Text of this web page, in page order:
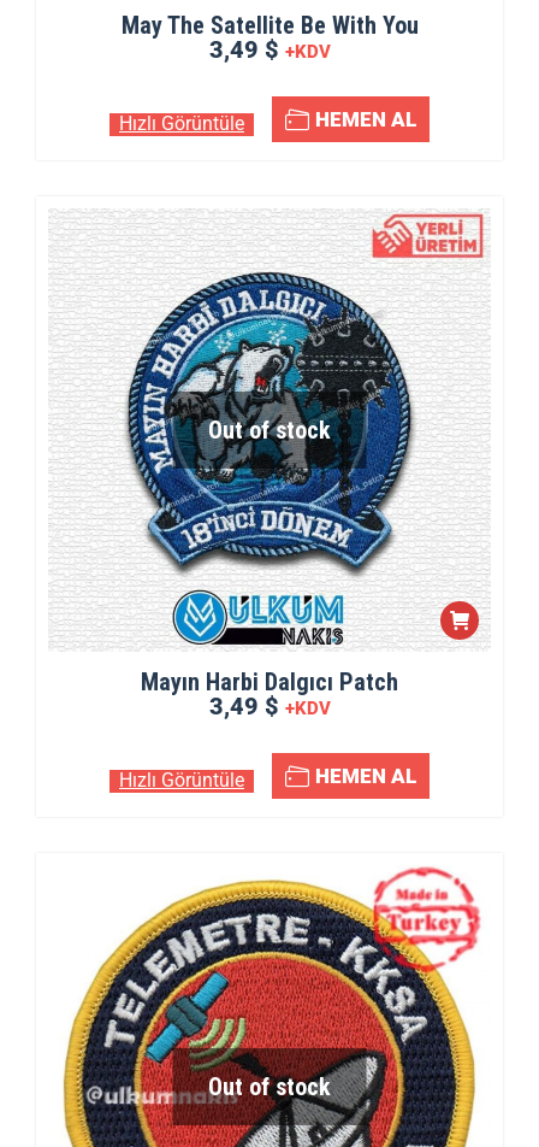
May The Satellite Be With You
3,49 $ +KDV
Hızlı Görüntüle HEMEN AL
Out of stock
Mayın Harbi Dalgıcı Patch
3,49 $ +KDV
Hızlı Görüntüle HEMEN AL
Out of stock